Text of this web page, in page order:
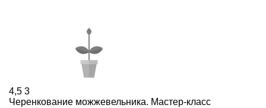
4,5 3
Черенкование можжевельника. Мастер-класс